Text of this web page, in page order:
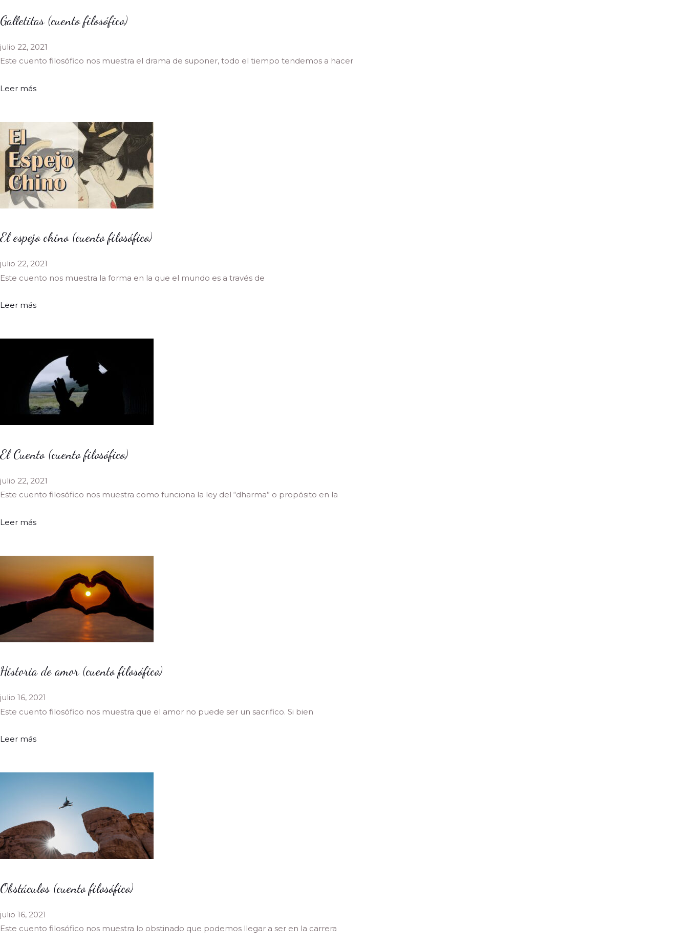
Galletitas (cuento filosófico)
julio 22, 2021
Este cuento filosófico nos muestra el drama de suponer, todo el tiempo tendemos a hacer
Leer más
El espejo chino (cuento filosófico)
julio 22, 2021
Este cuento nos muestra la forma en la que el mundo es a través de
Leer más
El Cuento (cuento filosófico)
julio 22, 2021
Este cuento filosófico nos muestra como funciona la ley del “dharma” o propósito en la
Leer más
Historia de amor (cuento filosófico)
julio 16, 2021
Este cuento filosófico nos muestra que el amor no puede ser un sacrifico. Si bien
Leer más
Obstáculos (cuento filosófico)
julio 16, 2021
Este cuento filosófico nos muestra lo obstinado que podemos llegar a ser en la carrera